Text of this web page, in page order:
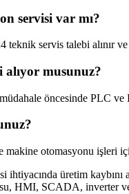
servisi var mı?
teknik servis talebi alınır
alıyor musunuz?
öncesinde PLC ve
makine otomasyonu işleri
ihtiyacında üretim
HMI, SCADA, inverter